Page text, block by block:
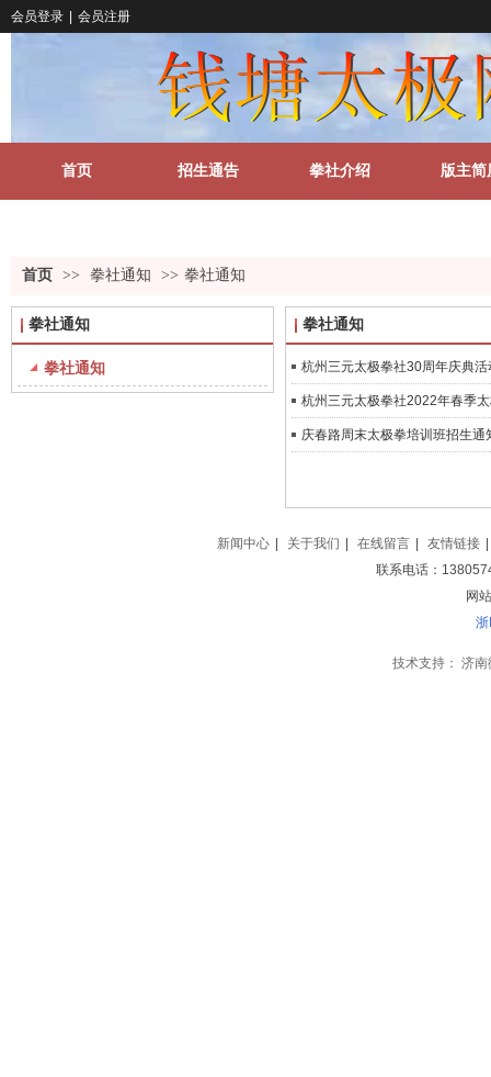
会员登录 会员注册
首页 招生通告 拳社介绍 版主简
首页 >> 拳社通知 >> 拳社通知
拳社通知
拳社通知
拳社通知
杭州三元太极拳社30周年庆典活
杭州三元太极拳社2022年春季
庆春路周末太极拳培训班招生通
新闻中心 关于我们 在线留言 友情链接
联系电话：
网
技术支持： 济南